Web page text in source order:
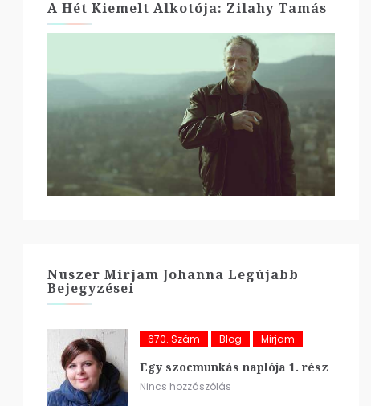
A Hét Kiemelt Alkotója: Zilahy Tamás
Nuszer Mirjam Johanna Legújabb
Bejegyzései
670. Szám Blog Mirjam
Egy szocmunkás naplója 1. rész
Nincs hozzászólás